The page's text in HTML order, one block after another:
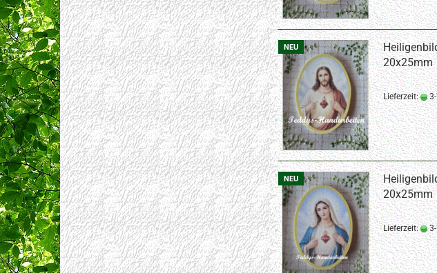
NEU
20x25mm
Lieferzeit: 3-
NEU
20x25mm
Lieferzeit: 3-